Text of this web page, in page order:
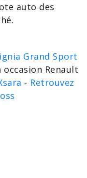
auto des
Grand Sport
Renault
- Retrouvez